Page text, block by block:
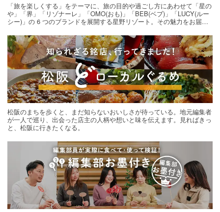
「旅を楽しくする」をテーマに、旅の目的や過ごし方にあわせて「星の
や」「界」「リゾナーレ」「OMO(おも)」「BEB(ベブ)」「LUCY(ルー
シー)」の 6 つのブランドを展開する星野リゾート。その魅力をお届け
松阪のまちを歩くと、まだ知らないおいしさが待っている。地元編集者
が一人で巡り、出会った店主の人柄や想いと味を伝えます。見ればきっ
と、松阪に行きたくなる。